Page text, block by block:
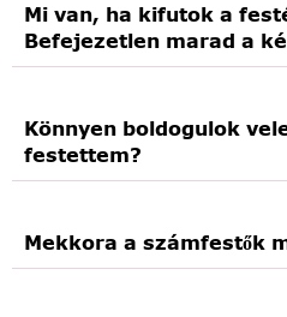
Mi van, ha kifutok a
Befejezetlen marad a
Könnyen boldogulok
festettem?
Mekkora a számfestők